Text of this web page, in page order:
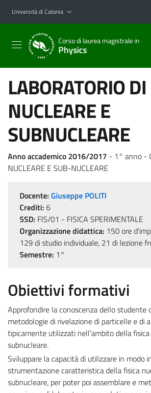
Vai al contenuto principale
Vai al menu di navigazione
Università di Catania
Corso di laurea magistrale in
Physics
LABORATORIO
NUCLEARE E
SUBNUCLEARE
Anno accademico 2016/2017 - 1° anno -
NUCLEARE E SUB-NUCLEARE
Docente: Giuseppe POLITI
Crediti: 6
SSD: FIS/01 - FISICA SPERIMENTALE
Organizzazione didattica: 150 ore
129 di studio individuale, 21 di lezione
Semestre: 1°
Obiettivi formativi
Approfondire la conoscenza dello studente
metodologie di rivelazione di particelle e di
tipicamente utilizzati nell’ambito della
subnucleare.
Sviluppare la capacità di utilizzare in modo
strumentazione caratteristica della fisica
subnucleare, per poter poi assemblare e